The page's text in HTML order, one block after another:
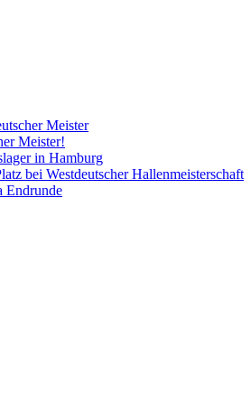
Meister
Meister!
in Hamburg
bei Westdeutscher Hallenmeisterschaft
Endrunde